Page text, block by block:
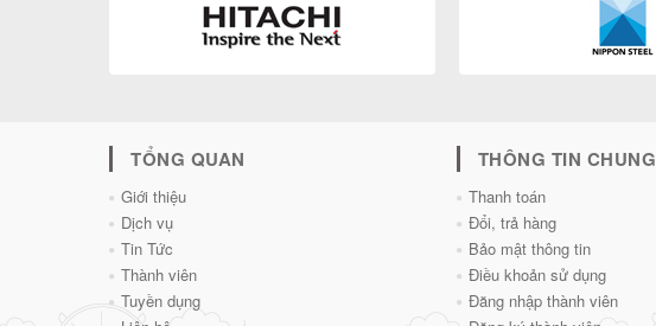
TỔNG QUAN
Giới thiệu
Dịch vụ
Tin Tức
Thành viên
Tuyền dụng
THÔNG TIN CHUNG
Thanh toán
Đổi, trả hàng
Bảo mật thông tin
Điều khoản sử dụng
Đăng nhập thành viên